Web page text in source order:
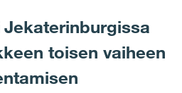
toisen vaiheen